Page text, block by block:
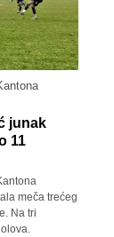
junak
11
meča trećeg
Na tri